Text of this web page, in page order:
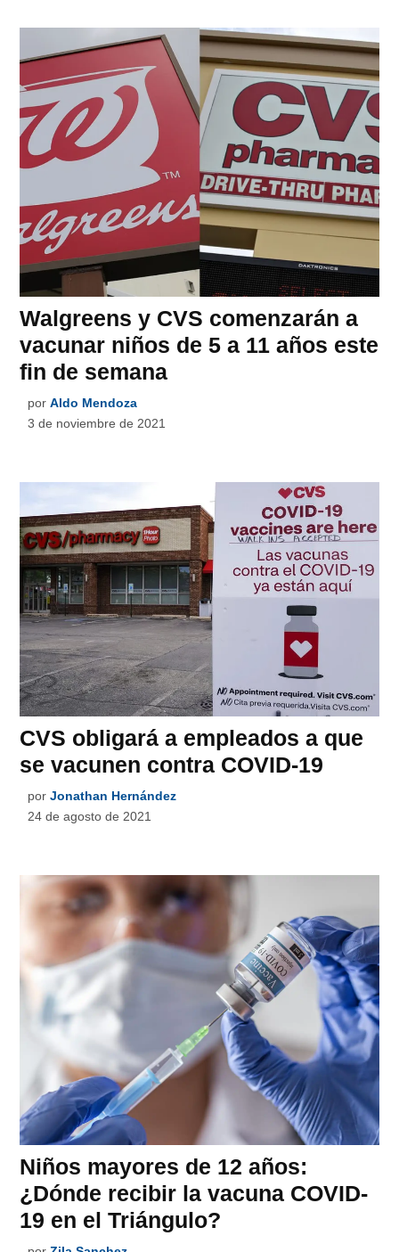
Walgreens y CVS comenzarán a
vacunar niños de 5 a 11 años este
fin de semana
por Aldo Mendoza
3 de noviembre de 2021
CVS obligará a empleados a que
se vacunen contra COVID-19
por Jonathan Hernández
24 de agosto de 2021
Niños mayores de 12 años:
¿Dónde recibir la vacuna COVID-
19 en el Triángulo?